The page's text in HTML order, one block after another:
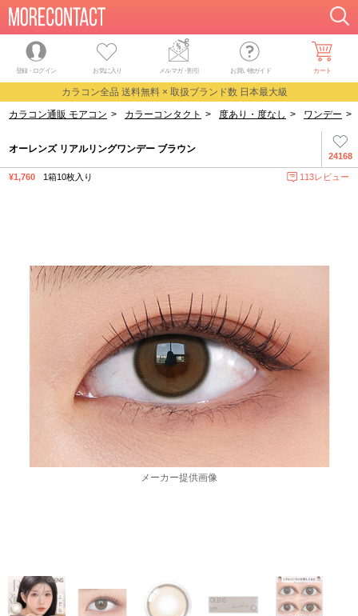
登録・ログイン お気に入り メルマガ・割引 お買い物ガイド カート
カラコン全品 送料無料 × 取扱ブランド数 日本最大級
カラコン通販 モアコン > カラーコンタクト > 度あり・度なし > ワンデー >
24168
オーレンズ リアルリングワンデー ブラウン
¥1,760 1箱10枚入り 113レビュー